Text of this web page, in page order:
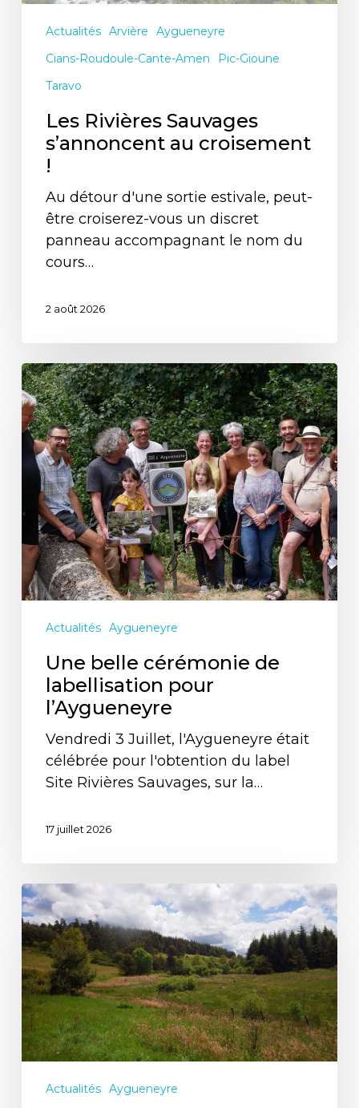
Actualités Arvière
Aygueneyre
Cians-Roudoule-Cante-Amen
Pic-Gioune
Taravo
Les Rivières Sauvages
s’annoncent au croisement
!
Au détour d'une sortie estivale, peut-
être croiserez-vous un discret
panneau accompagnant le nom du
cours…
2 août 2026
Une
belle
cérémonie
de
labellisation
pour
l’Aygueneyre
Actualités Aygueneyre
Une belle cérémonie de
labellisation pour
l’Aygueneyre
Vendredi 3 Juillet, l'Aygueneyre était
célébrée pour l'obtention du label
Site Rivières Sauvages, sur la…
17 juillet 2026
L’Aygueneyre
en
Ardèche
obtient
le
label
Site
Rivières
Sauvages
Actualités Aygueneyre